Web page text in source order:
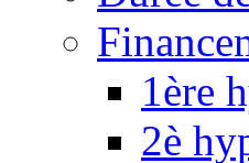
1ère
2è